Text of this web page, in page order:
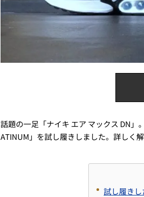
話題の一足「ナイキ エア マックス DN」
ATINUM」を試し履きしました。詳しく
試し履きし